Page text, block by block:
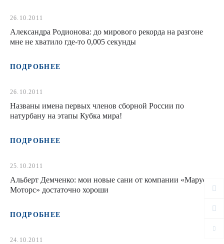
26.10.2011
Александра Родионова: до мирового рекорда на разгоне
мне не хватило где-то 0,005 секунды
ПОДРОБНЕЕ
26.10.2011
Названы имена первых членов сборной России по
натурбану на этапы Кубка мира!
ПОДРОБНЕЕ
25.10.2011
Альберт Демченко: мои новые сани от компании «Маруся
Моторс» достаточно хороши
ПОДРОБНЕЕ
24.10.2011